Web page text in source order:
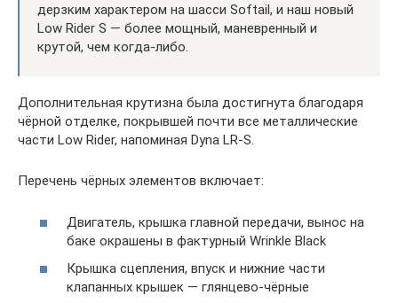
дерзким характером на шасси Softail, и наш новый
Low Rider S — более мощный, маневренный и
крутой, чем когда-либо.
Дополнительная крутизна была достигнута благодаря
чёрной отделке, покрывшей почти все металлические
части Low Rider, напоминая Dyna LR-S.
Перечень чёрных элементов включает:
Двигатель, крышка главной передачи, вынос на
баке окрашены в фактурный Wrinkle Black
Крышка сцепления, впуск и нижние части
клапанных крышек — глянцево-чёрные